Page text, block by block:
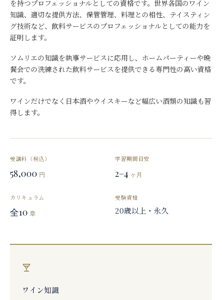
を持つプロフェッショナルとしての資格です。世界各国のワイン
知識、適切な提供方法、保管管理、料理との相性、テイスティン
グ技術など、飲料サービスのプロフェッショナルとしての能力を
証明します。
ソムリエの知識を執事サービスに応用し、ホームパーティーや晩
餐会での洗練された飲料サービスを提供できる専門性の高い資格
です。
ワインだけでなく日本酒やウイスキーなど幅広い酒類の知識も習
得します。
受講料（税込）
58,000 円
学習期間目安
2–4 ヶ月
カリキュラム
全10 章
受験資格
20歳以上・永久
ワイン知識